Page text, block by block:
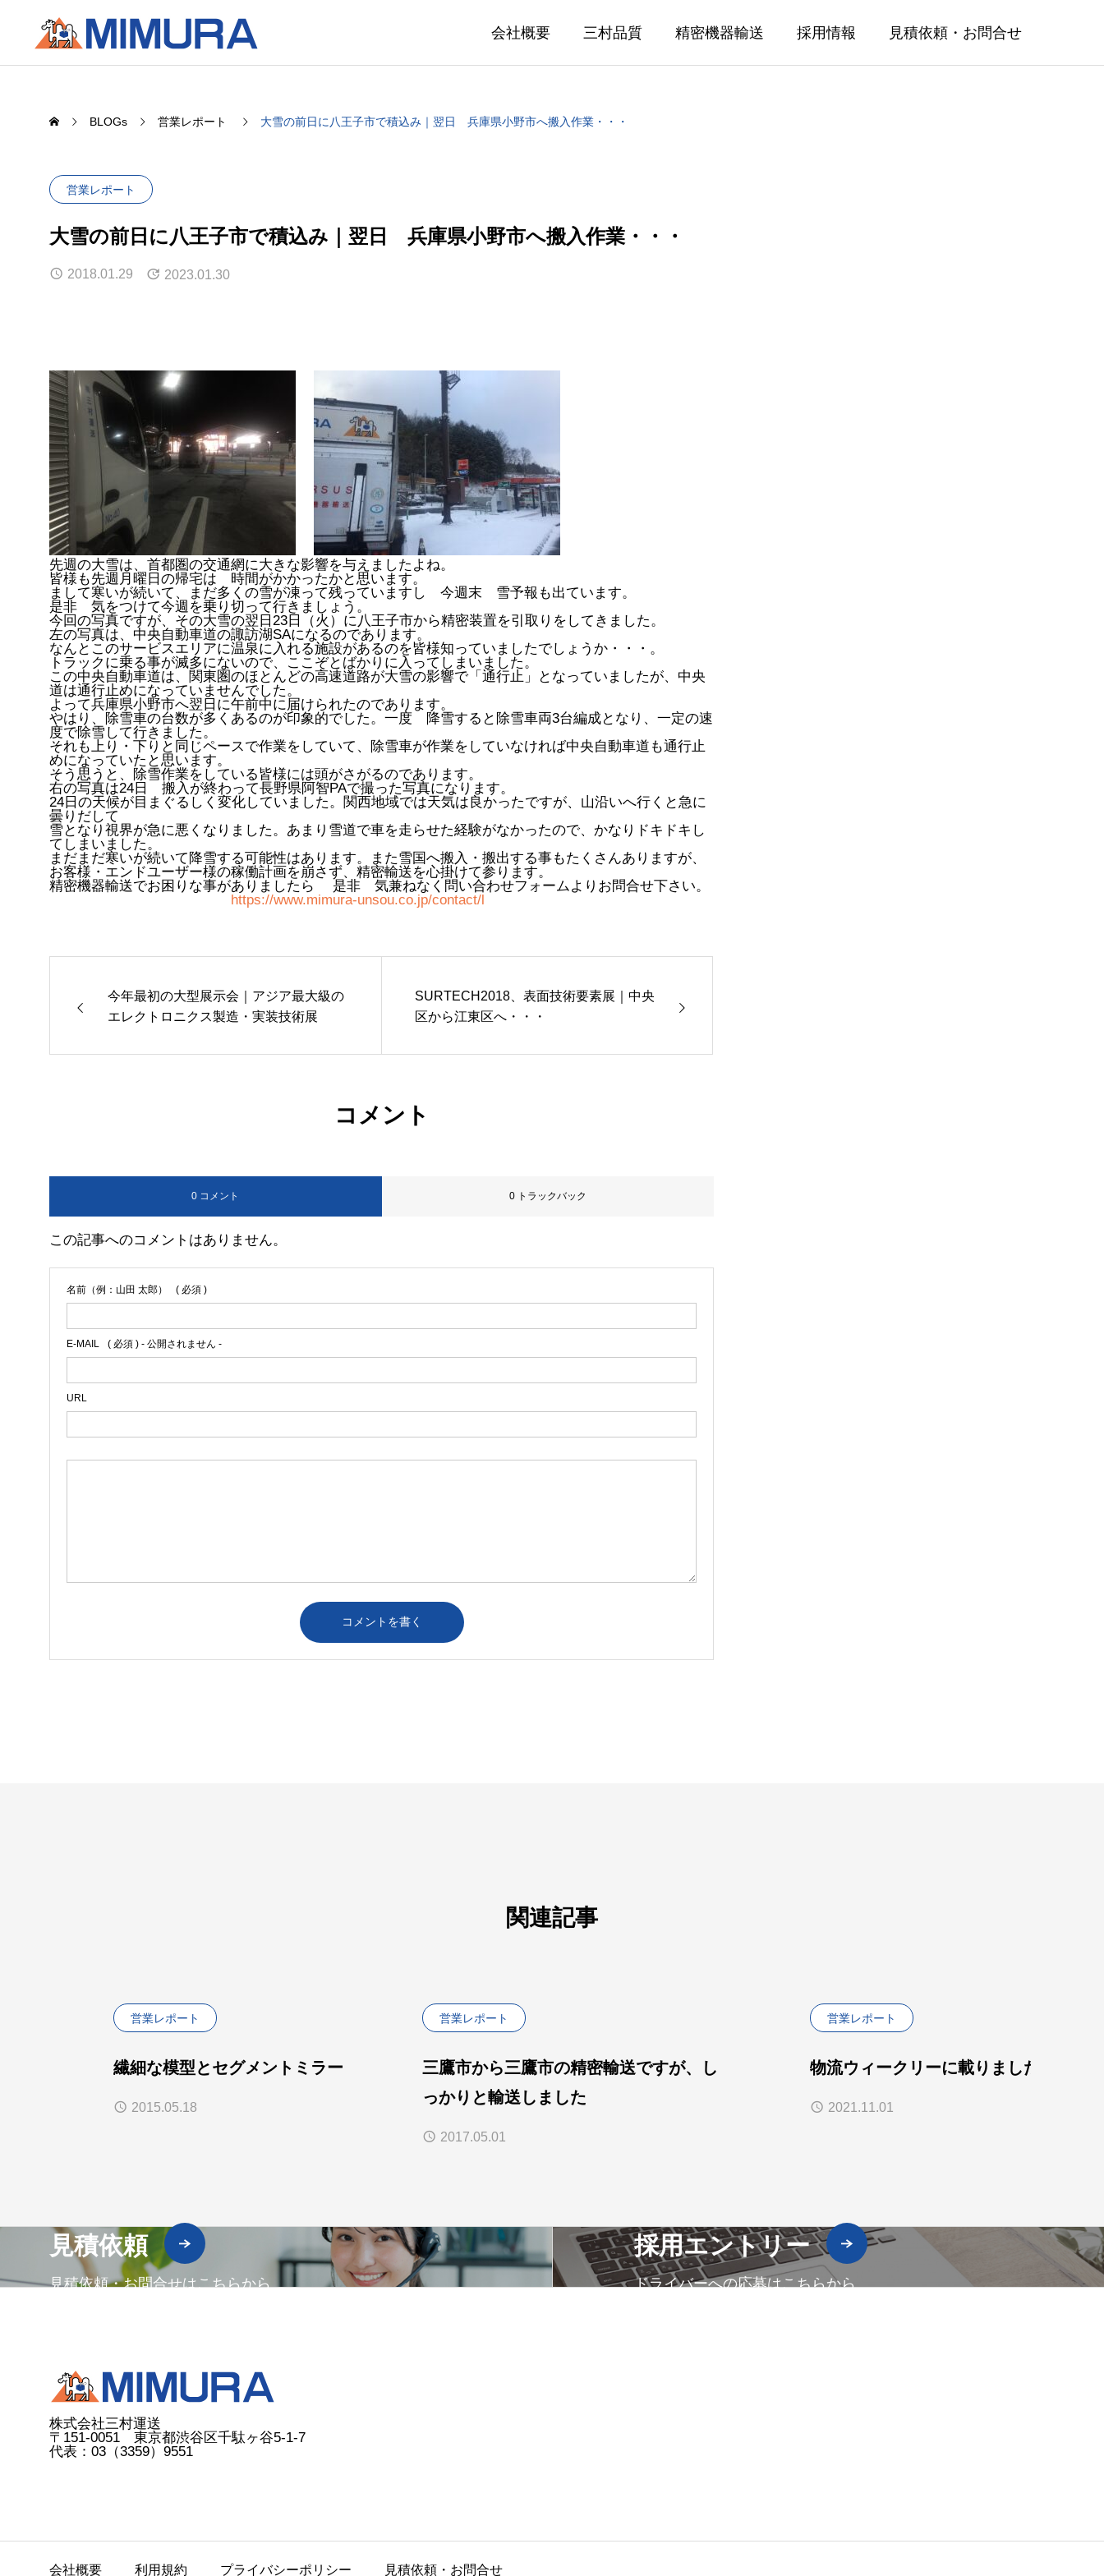
会社概要 三村品質 精密機器輸送 採用情報 見積依頼・お問合せ
BLOGs 営業レポート 大雪の前日に八王子市で積込み｜翌日 兵庫県小野市へ搬入作業・・・
営業レポート
大雪の前日に八王子市で積込み｜翌日 兵庫県小野市へ搬入作業・・・
2018.01.29 2023.01.30
先週の大雪は、首都圏の交通網に大きな影響を与えましたよね。
皆様も先週月曜日の帰宅は 時間がかかったかと思います。
まして寒いが続いて、まだ多くの雪が凍って残っていますし 今週末 雪予報も出ています。
是非 気をつけて今週を乗り切って行きましょう。
今回の写真ですが、その大雪の翌日23日（火）に八王子市から精密装置を引取りをしてきました。
左の写真は、中央自動車道の諏訪湖SAになるのであります。
なんとこのサービスエリアに温泉に入れる施設があるのを皆様知っていましたでしょうか・・・。
トラックに乗る事が滅多にないので、ここぞとばかりに入ってしまいました。
この中央自動車道は、関東圏のほとんどの高速道路が大雪の影響で「通行止」となっていましたが、中央
道は通行止めになっていませんでした。
よって兵庫県小野市へ翌日に午前中に届けられたのであります。
やはり、除雪車の台数が多くあるのが印象的でした。一度 降雪すると除雪車両3台編成となり、一定の速
度で除雪して行きました。
それも上り・下りと同じペースで作業をしていて、除雪車が作業をしていなければ中央自動車道も通行止
めになっていたと思います。
そう思うと、除雪作業をしている皆様には頭がさがるのであります。
右の写真は24日 搬入が終わって長野県阿智PAで撮った写真になります。
24日の天候が目まぐるしく変化していました。関西地域では天気は良かったですが、山沿いへ行くと急に
曇りだして
雪となり視界が急に悪くなりました。あまり雪道で車を走らせた経験がなかったので、かなりドキドキし
てしまいました。
まだまだ寒いが続いて降雪する可能性はあります。また雪国へ搬入・搬出する事もたくさんありますが、
お客様・エンドユーザー様の稼働計画を崩さず、精密輸送を心掛けて参ります。
精密機器輸送でお困りな事がありましたら 是非 気兼ねなく問い合わせフォームよりお問合せ下さい。
https://www.mimura-unsou.co.jp/contact/l
今年最初の大型展示会｜アジア最大級の
エレクトロニクス製造・実装技術展
SURTECH2018、表面技術要素展｜中央
区から江東区へ・・・
コメント
0 コメント 0 トラックバック
この記事へのコメントはありません。
名前（例：山田 太郎） ( 必須 )
E-MAIL ( 必須 ) - 公開されません -
URL
関連記事
営業レポート
繊細な模型とセグメントミラー
2015.05.18
営業レポート
三鷹市から三鷹市の精密輸送ですが、し
っかりと輸送しました
2017.05.01
営業レポート
物流ウィークリーに載りました
2021.11.01
見積依頼
見積依頼・お問合せはこちらから
採用エントリー
ドライバーへの応募はこちらから
株式会社三村運送
〒151-0051 東京都渋谷区千駄ヶ谷5-1-7
代表：03（3359）9551
会社概要 利用規約 プライバシーポリシー 見積依頼・お問合せ